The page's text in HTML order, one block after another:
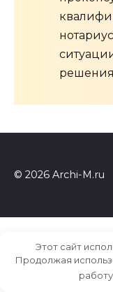
© 2026 Archi-M.ru
Этот сайт
Продолжая